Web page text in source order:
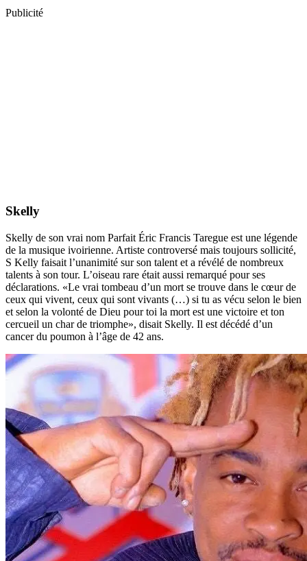
Publicité
Skelly
Skelly de son vrai nom Parfait Éric Francis Taregue est une légende
de la musique ivoirienne. Artiste controversé mais toujours sollicité,
S Kelly faisait l’unanimité sur son talent et a révélé de nombreux
talents à son tour. L’oiseau rare était aussi remarqué pour ses
déclarations. «Le vrai tombeau d’un mort se trouve dans le cœur de
ceux qui vivent, ceux qui sont vivants (…) si tu as vécu selon le bien
et selon la volonté de Dieu pour toi la mort est une victoire et ton
cercueil un char de triomphe», disait Skelly. Il est décédé d’un
cancer du poumon à l’âge de 42 ans.